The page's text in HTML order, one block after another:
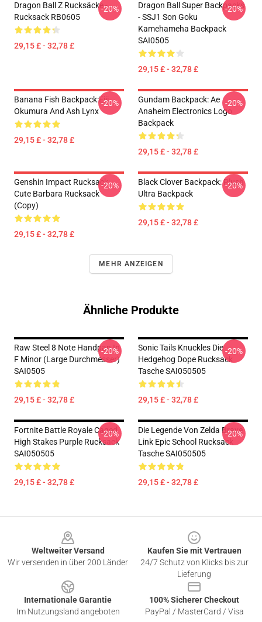
Dragon Ball Z Rucksäcke -
Rucksack RB0605
29,15 £ - 32,78 £
-20%
Dragon Ball Super Backpacks
- SSJ1 Son Goku
Kamehameha Backpack
SAI0505
29,15 £ - 32,78 £
-20%
Banana Fish Backpack:Eiji
Okumura And Ash Lynx
29,15 £ - 32,78 £
-20%
Gundam Backpack: Ae
Anaheim Electronics Logo
Backpack
29,15 £ - 32,78 £
-20%
Genshin Impact Rucksack:
Cute Barbara Rucksack
(Copy)
29,15 £ - 32,78 £
-20%
Black Clover Backpack: Plush
Ultra Backpack
29,15 £ - 32,78 £
-20%
MEHR ANZEIGEN
Ähnliche Produkte
Raw Steel 8 Note Handpan In
F Minor (Large Durchmesser)
SAI0505
29,15 £ - 32,78 £
-20%
Sonic Tails Knuckles Die
Hedgehog Dope Rucksack
Tasche SAI050505
29,15 £ - 32,78 £
-20%
Fortnite Battle Royale Caged
High Stakes Purple Rucksack
SAI050505
29,15 £ - 32,78 £
-20%
Die Legende Von Zelda Brave
Link Epic School Rucksack
Tasche SAI050505
29,15 £ - 32,78 £
-20%
Weltweiter Versand
Wir versenden in über 200 Länder
Kaufen Sie mit Vertrauen
24/7 Schutz von Klicks bis zur
Lieferung
Internationale Garantie
Im Nutzungsland angeboten
100% Sicherer Checkout
PayPal / MasterCard / Visa